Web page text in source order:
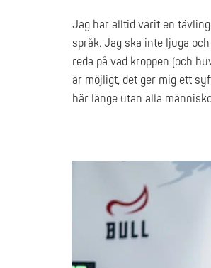
Jag har alltid varit en
språk. Jag ska inte ljuga
reda på vad kroppen (och
är möjligt, det ger mig ett
här länge utan alla